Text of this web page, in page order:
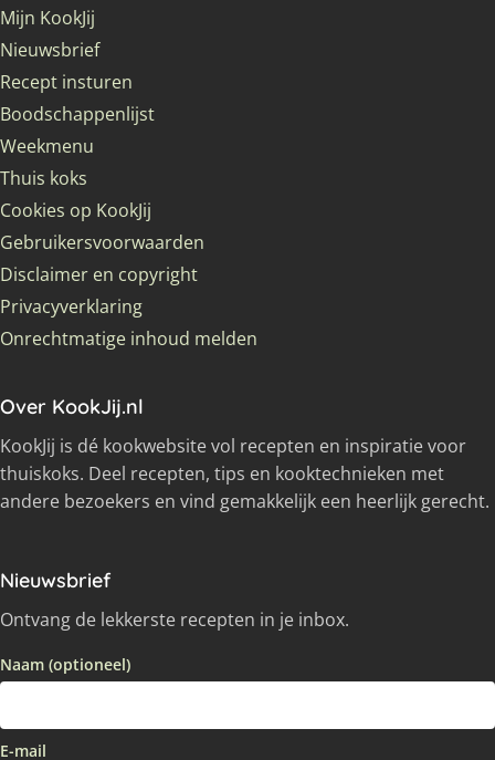
Mijn KookJij
Nieuwsbrief
Recept insturen
Boodschappenlijst
Weekmenu
Thuis koks
Cookies op KookJij
Gebruikersvoorwaarden
Disclaimer en copyright
Privacyverklaring
Onrechtmatige inhoud melden
Over KookJij.nl
KookJij is dé kookwebsite vol recepten en inspiratie voor
thuiskoks. Deel recepten, tips en kooktechnieken met
andere bezoekers en vind gemakkelijk een heerlijk gerecht.
Nieuwsbrief
Ontvang de lekkerste recepten in je inbox.
Naam (optioneel)
E-mail